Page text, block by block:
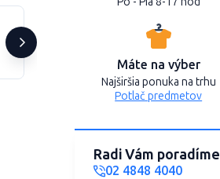
Máte na výber
Najširšia ponuka na trhu
Potlač predmetov
Radi Vám poradíme
02 4848 4040